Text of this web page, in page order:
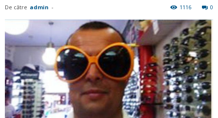
De către admin - 0
1116